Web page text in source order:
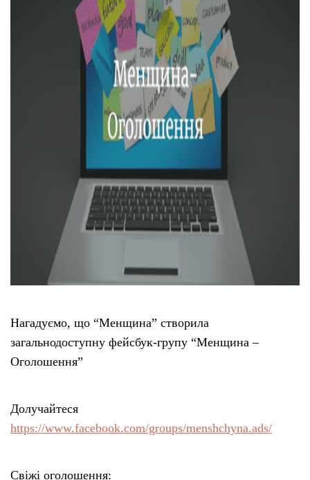
Нагадуємо, що “Менщина” створила
загальнодоступну фейсбук-групу “Менщина –
Оголошення”
Долучайтеся
https://www.facebook.com/groups/menshchyna.ads/
Свіжі оголошення: